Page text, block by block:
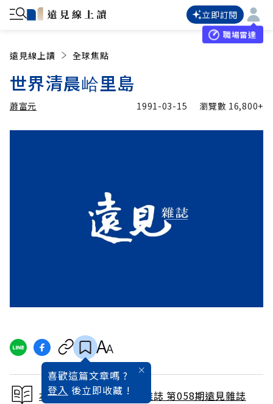
立即訂閱
職場雷達
遠見線上讀 全球焦點
世界清晨峆里島
蕭富元 1991-03-15 瀏覽數 16,800+
喜歡這篇文章嗎 ?
登入 後立即收藏 !
本文出自 1991 / 4月號雜誌 第058期遠見雜誌